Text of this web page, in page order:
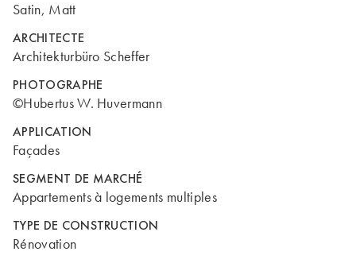
Satin, Matt
ARCHITECTE
Architekturbüro Scheffer
PHOTOGRAPHE
©Hubertus W. Huvermann
APPLICATION
Façades
SEGMENT DE MARCHÉ
Appartements à logements multiples
TYPE DE CONSTRUCTION
Rénovation